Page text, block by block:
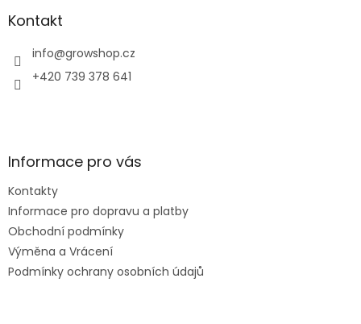
aKontakt
info@growshop.cz
+420 739 378 641
Informace pro vás
Kontakty
Informace pro dopravu a platby
Obchodní podmínky
Výměna a Vrácení
Podmínky ochrany osobních údajů